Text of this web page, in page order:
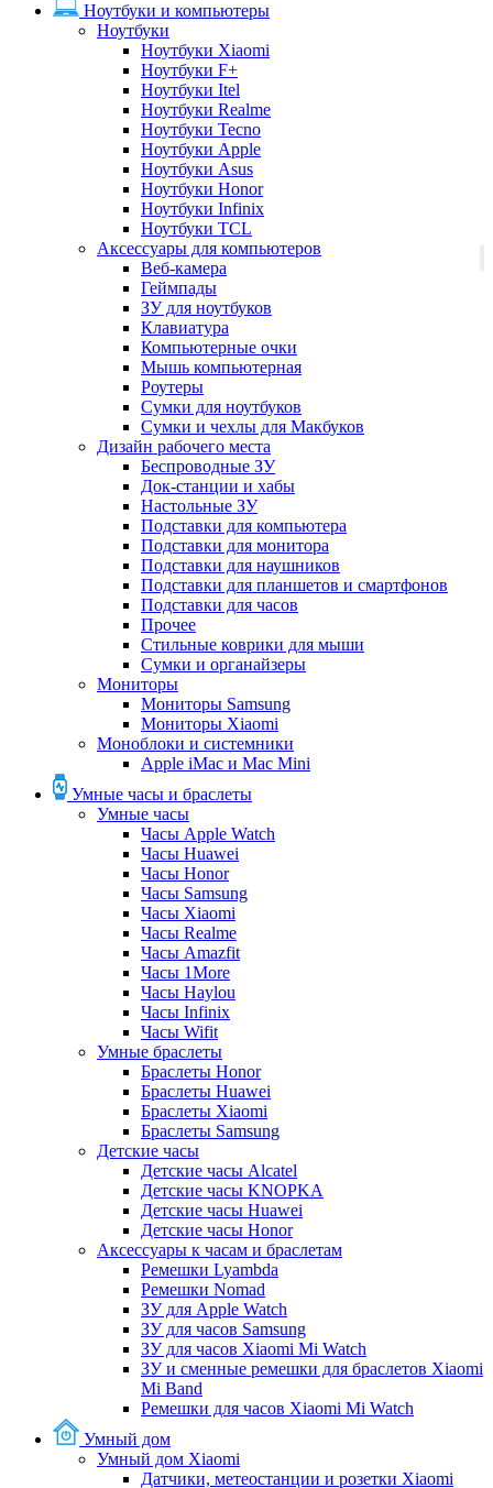
Ноутбуки и компьютеры
Ноутбуки
Ноутбуки Xiaomi
Ноутбуки F+
Ноутбуки Itel
Ноутбуки Realme
Ноутбуки Tecno
Ноутбуки Apple
Ноутбуки Asus
Ноутбуки Honor
Ноутбуки Infinix
Ноутбуки TCL
Аксессуары для компьютеров
Веб-камера
Геймпады
ЗУ для ноутбуков
Клавиатура
Компьютерные очки
Мышь компьютерная
Роутеры
Сумки для ноутбуков
Сумки и чехлы для Макбуков
Дизайн рабочего места
Беспроводные ЗУ
Док-станции и хабы
Настольные ЗУ
Подставки для компьютера
Подставки для монитора
Подставки для наушников
Подставки для планшетов и смартфонов
Подставки для часов
Прочее
Стильные коврики для мыши
Сумки и органайзеры
Мониторы
Мониторы Samsung
Мониторы Xiaomi
Моноблоки и системники
Apple iMac и Mac Mini
Умные часы и браслеты
Умные часы
Часы Apple Watch
Часы Huawei
Часы Honor
Часы Samsung
Часы Xiaomi
Часы Realme
Часы Amazfit
Часы 1More
Часы Haylou
Часы Infinix
Часы Wifit
Умные браслеты
Браслеты Honor
Браслеты Huawei
Браслеты Xiaomi
Браслеты Samsung
Детские часы
Детские часы Alcatel
Детские часы KNOPKA
Детские часы Huawei
Детские часы Honor
Аксессуары к часам и браслетам
Ремешки Lyambda
Ремешки Nomad
ЗУ для Apple Watch
ЗУ для часов Samsung
ЗУ для часов Xiaomi Mi Watch
ЗУ и сменные ремешки для браслетов Xiaomi
Mi Band
Ремешки для часов Xiaomi Mi Watch
Умный дом
Умный дом Xiaomi
Датчики, метеостанции и розетки Xiaomi